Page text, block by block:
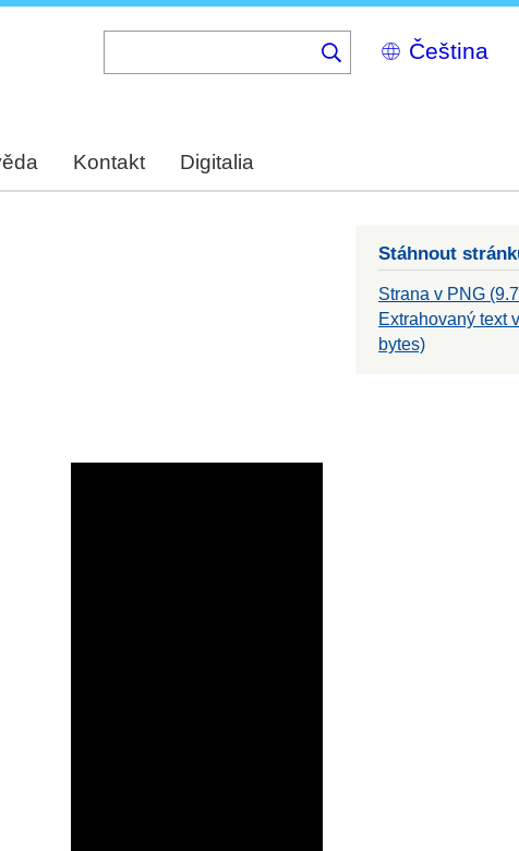
Select
your
Kontakt Digitalia
Stáhnout
Strana v PNG
Extrahovaný text
bytes)